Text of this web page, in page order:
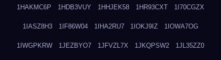
1HAKMC6P 1HDB3VUY 1HHJEK58 1HR93CXT 1I70CGZX
1IASZ8H3 1IF86W04 1IHA2RU7 1IOKJ9IZ 1IOWA7OG
1IWGPKRW 1JEZBYO7 1JFVZL7X 1JKQPSW2 1JL35ZZ0